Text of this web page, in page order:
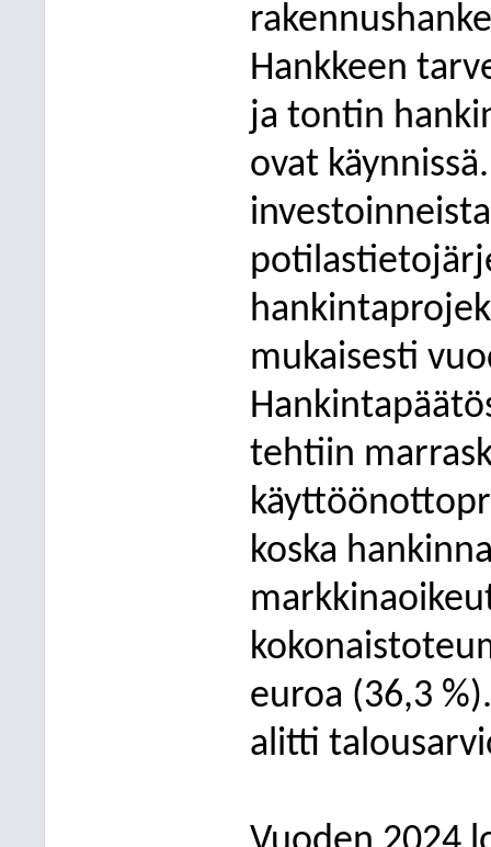
Hankkeen
ja tontin
ovat
mukaisesti
tehtiin
koska
euroa (36,3
alitti